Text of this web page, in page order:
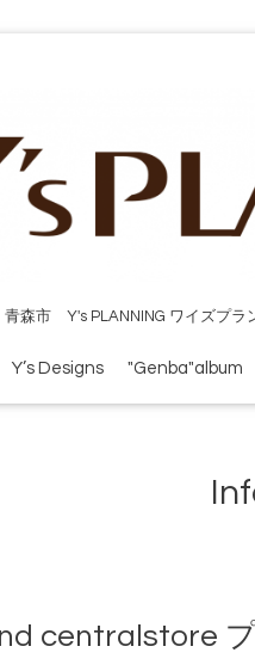
森市 Y's PLANNING ワイズプ
Y’s Designs "Genba"album
centralstore